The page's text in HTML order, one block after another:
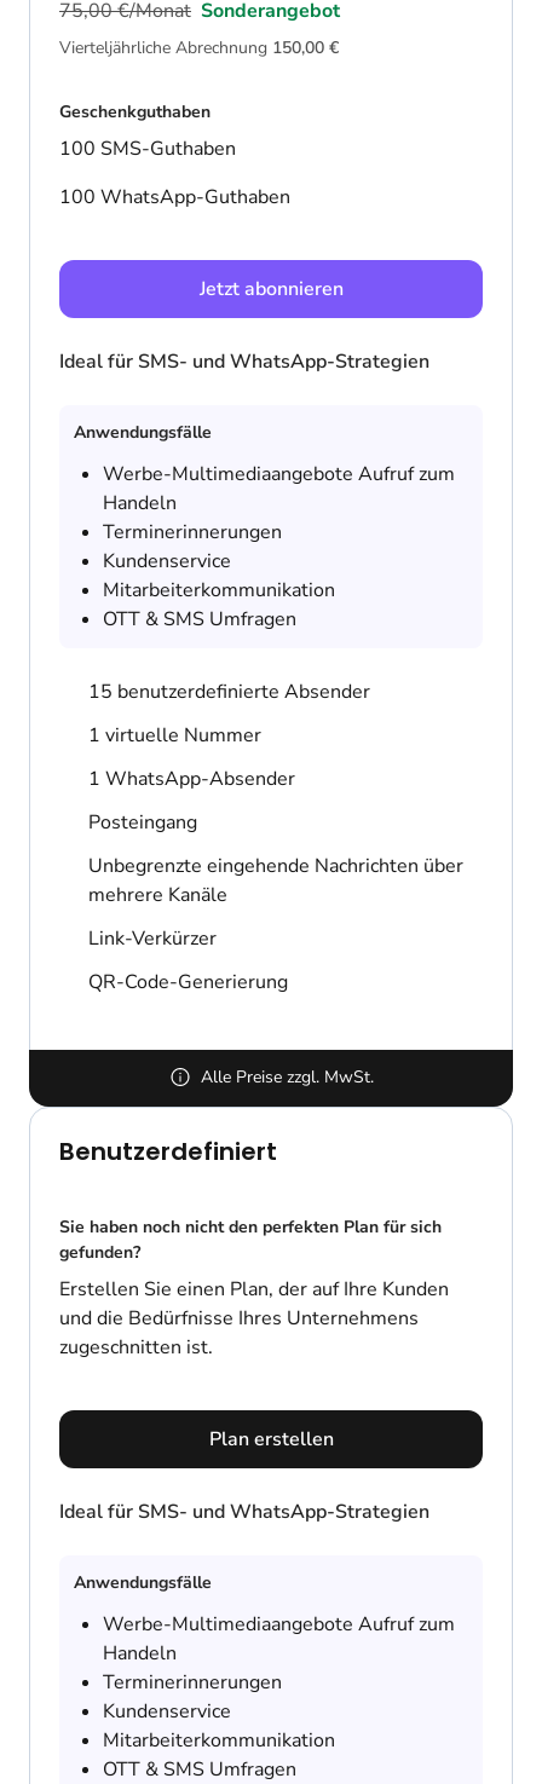
75,00 €/Monat Sonderangebot
Vierteljährliche Abrechnung 150,00 €
Geschenkguthaben
100 SMS-Guthaben
100 WhatsApp-Guthaben
Jetzt abonnieren
Ideal für SMS- und WhatsApp-Strategien
Anwendungsfälle
Werbe-Multimediaangebote Aufruf zum
Handeln
Terminerinnerungen
Kundenservice
Mitarbeiterkommunikation
OTT & SMS Umfragen
15 benutzerdefinierte Absender
1 virtuelle Nummer
1 WhatsApp-Absender
Posteingang
Unbegrenzte eingehende Nachrichten über
mehrere Kanäle
Link-Verkürzer
QR-Code-Generierung
Alle Preise zzgl. MwSt.
Benutzerdefiniert
Sie haben noch nicht den perfekten Plan für sich
gefunden?
Erstellen Sie einen Plan, der auf Ihre Kunden
und die Bedürfnisse Ihres Unternehmens
zugeschnitten ist.
Plan erstellen
Ideal für SMS- und WhatsApp-Strategien
Anwendungsfälle
Werbe-Multimediaangebote Aufruf zum
Handeln
Terminerinnerungen
Kundenservice
Mitarbeiterkommunikation
OTT & SMS Umfragen